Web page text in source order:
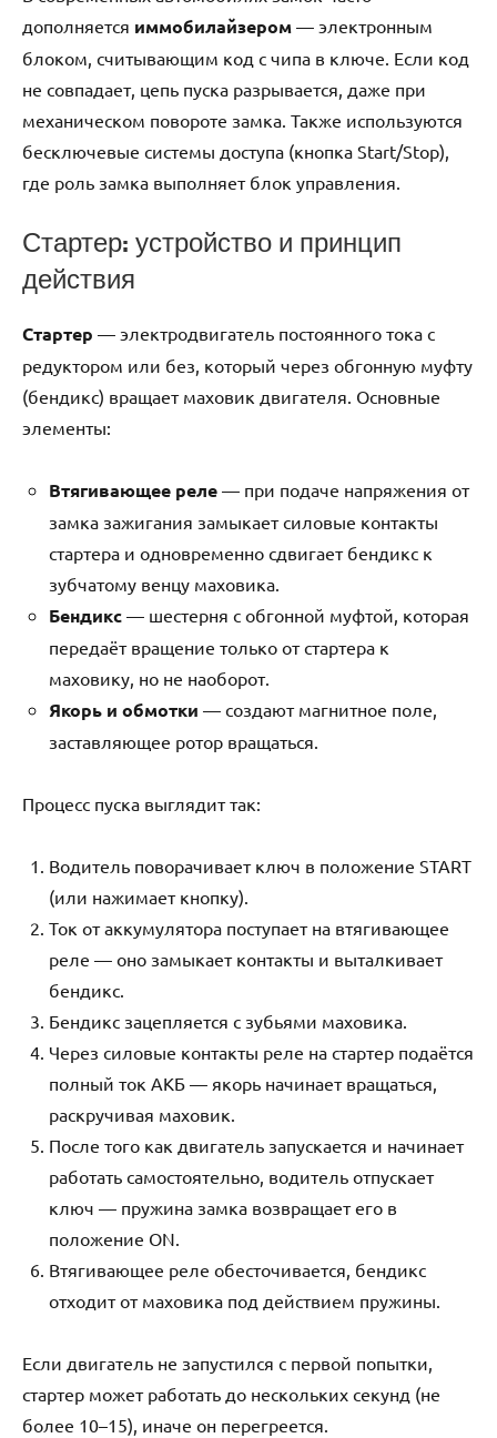
дополняется иммобилайзером — электронным
блоком, считывающим код с чипа в ключе. Если код
не совпадает, цепь пуска разрывается, даже при
механическом повороте замка. Также используются
бесключевые системы доступа (кнопка Start/Stop),
где роль замка выполняет блок управления.
Стартер: устройство и принцип
действия
Стартер — электродвигатель постоянного тока с
редуктором или без, который через обгонную муфту
(бендикс) вращает маховик двигателя. Основные
элементы:
Втягивающее реле — при подаче напряжения от
замка зажигания замыкает силовые контакты
стартера и одновременно сдвигает бендикс к
зубчатому венцу маховика.
Бендикс — шестерня с обгонной муфтой, которая
передаёт вращение только от стартера к
маховику, но не наоборот.
Якорь и обмотки — создают магнитное поле,
заставляющее ротор вращаться.
Процесс пуска выглядит так:
Водитель поворачивает ключ в положение START
(или нажимает кнопку).
Ток от аккумулятора поступает на втягивающее
реле — оно замыкает контакты и выталкивает
бендикс.
Бендикс зацепляется с зубьями маховика.
Через силовые контакты реле на стартер подаётся
полный ток АКБ — якорь начинает вращаться,
раскручивая маховик.
После того как двигатель запускается и начинает
работать самостоятельно, водитель отпускает
ключ — пружина замка возвращает его в
положение ON.
Втягивающее реле обесточивается, бендикс
отходит от маховика под действием пружины.
Если двигатель не запустился с первой попытки,
стартер может работать до нескольких секунд (не
более 10–15), иначе он перегреется.